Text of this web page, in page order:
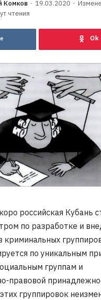
Комков 19.03.2020
чтения
российская Кубань
по разработке и
криминальных
по уникальным
группам и
правовой
группировок